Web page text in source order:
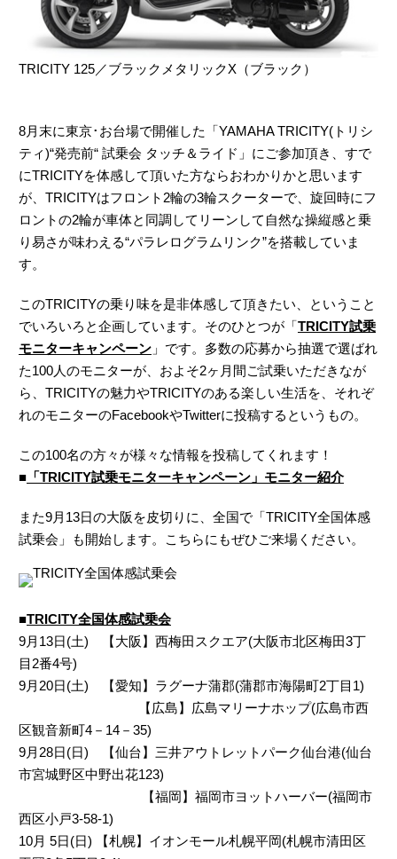
TRICITY 125／ブラックメタリックX（ブラック）
8月末に東京･お台場で開催した「YAMAHA TRICITY(トリシ
ティ)“発売前“ 試乗会 タッチ＆ライド」にご参加頂き、すで
にTRICITYを体感して頂いた方ならおわかりかと思います
が、TRICITYはフロント2輪の3輪スクーターで、旋回時にフ
ロントの2輪が車体と同調してリーンして自然な操縦感と乗
り易さが味わえる“パラレログラムリンク”を搭載していま
す。
このTRICITYの乗り味を是非体感して頂きたい、ということ
でいろいろと企画しています。そのひとつが「TRICITY試乗
モニターキャンペーン 」です。多数の応募から抽選で選ばれ
た100人のモニターが、およそ2ヶ月間ご試乗いただきなが
ら、TRICITYの魅力やTRICITYのある楽しい生活を、それぞ
れのモニターのFacebookやTwitterに投稿するというもの。
この100名の方々が様々な情報を投稿してくれます！
■ 「TRICITY試乗モニターキャンペーン」モニター紹介
また9月13日の大阪を皮切りに、全国で「TRICITY全国体感
試乗会」も開始します。こちらにもぜひご来場ください。
■TRICITY全国体感試乗会
9月13日(土) 【大阪】西梅田スクエア(大阪市北区梅田3丁
目2番4号)
9月20日(土) 【愛知】ラグーナ蒲郡(蒲郡市海陽町2丁目1)
【広島】広島マリーナホップ(広島市西
区観音新町4－14－35)
9月28日(日) 【仙台】三井アウトレットパーク仙台港(仙台
市宮城野区中野出花123)
【福岡】福岡市ヨットハーバー(福岡市
西区小戸3-58-1)
10月 5日(日) 【札幌】イオンモール札幌平岡(札幌市清田区